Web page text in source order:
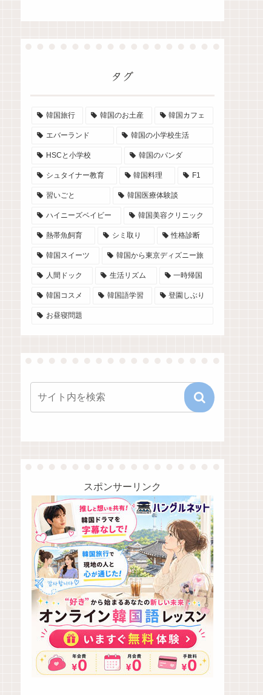
タグ
韓国旅行 韓国のお土産 韓国カフェ
エバーランド 韓国の小学校生活
HSCと小学校 韓国のパンダ
シュタイナー教育 韓国料理 F1
習いごと 韓国医療体験談
ハイニーズベイビー 韓国美容クリニック
熱帯魚飼育 シミ取り 性格診断
韓国スイーツ 韓国から東京ディズニー旅
人間ドック 生活リズム 一時帰国
韓国コスメ 韓国語学習 登園しぶり
お昼寝問題
スポンサーリンク